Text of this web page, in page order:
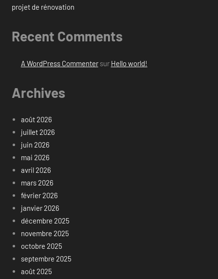
projet de rénovation
Recent Comments
A WordPress Commentersur Hello world!
Archives
août 2026
juillet 2026
juin 2026
mai 2026
avril 2026
mars 2026
février 2026
janvier 2026
décembre 2025
novembre 2025
octobre 2025
septembre 2025
août 2025